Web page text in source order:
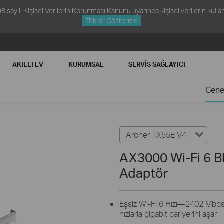
Kişisel Verilerin Korunması Kanunu uyarınca kişisel verilerin
Tekrar Gösterme
AKILLI EV KURUMSAL SERVIS SAĞLAYICI
Archer TX55E V4
AX3000 Wi-Fi 6
Adaptör
Eşsiz Wi-Fi 6 Hızı—2402
hızlarla gigabit bariyerini aşar